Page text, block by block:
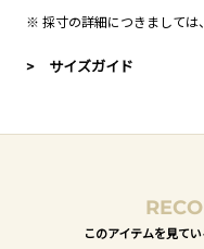
※ 採寸の詳細につきましては、
> サイズガイド
このアイテムを見て